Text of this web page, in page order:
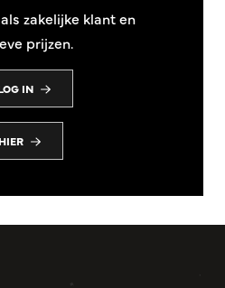
zakelijke klant en
prijzen.
IN